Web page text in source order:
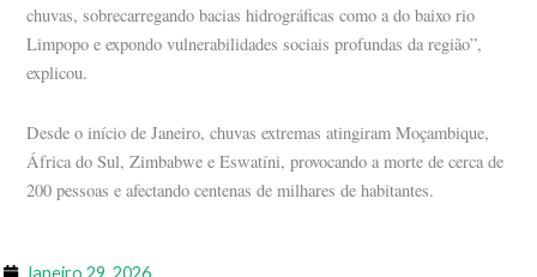
chuvas, sobrecarregando bacias hidrográficas como a do baixo rio
Limpopo e expondo vulnerabilidades sociais profundas da região”,
explicou.
Desde o início de Janeiro, chuvas extremas atingiram Moçambique,
África do Sul, Zimbabwe e Eswatíni, provocando a morte de cerca de
200 pessoas e afectando centenas de milhares de habitantes.